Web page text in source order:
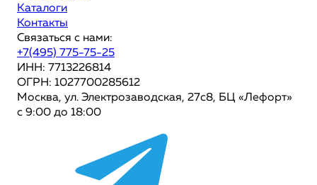
Каталоги
Контакты
Связаться с нами:
+7(495) 775-75-25
ИНН: 7713226814
ОГРН: 1027700285612
Москва, ул. Электрозаводская, 27с8, БЦ «Лефорт»
с 9:00 до 18:00